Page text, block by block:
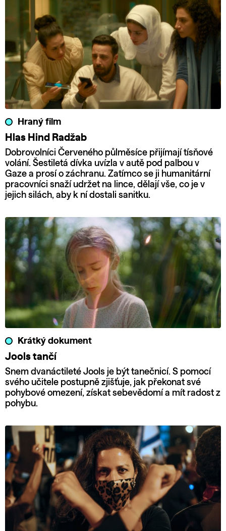
Hraný film
Hlas Hind Radžab
Dobrovolníci Červeného půlměsíce přijímají tísňové
volání. Šestiletá dívka uvízla v autě pod palbou v
Gaze a prosí o záchranu. Zatímco se ji humanitární
pracovníci snaží udržet na lince, dělají vše, co je v
jejich silách, aby k ní dostali sanitku.
Krátký dokument
Jools tančí
Snem dvanáctileté Jools je být tanečnicí. S pomocí
svého učitele postupně zjišťuje, jak překonat své
pohybové omezení, získat sebevědomí a mít radost z
pohybu.